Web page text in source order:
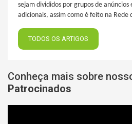
sejam divididos por grupos de
adicionais, assim como é feito na Rede
TODOS OS ARTIGOS
Conheça mais sobre
Patrocinados